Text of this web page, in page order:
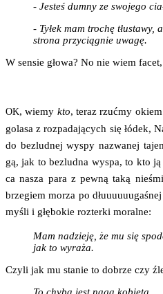
- Jesteś dum­ny ze swo­je­go
- Tyłek mam tro­chę tłu­sta­wy,
stro­na przy­cią­gnie uwagę.
W sen­sie gło­wa? No nie wiem
OK, wie­my kto, teraz rzuć­my okiem
gola­sa z roz­pa­da­ją­cych się łódek,
do bez­lud­nej wyspy nazwa­nej
gą, jak to bez­lud­na wyspa, to kto ją
ca nasza para z pew­ną taką
brze­giem morza po
myśli i głę­bo­kie roz­ter­ki moralne:
Mam nadzie­ję, że mu się
jak to wyraża.
Czy­li jak mu sta­nie to dobrze czy